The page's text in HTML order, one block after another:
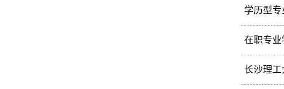
全日制
学历型
学历型
在职专
在职专
长沙理工